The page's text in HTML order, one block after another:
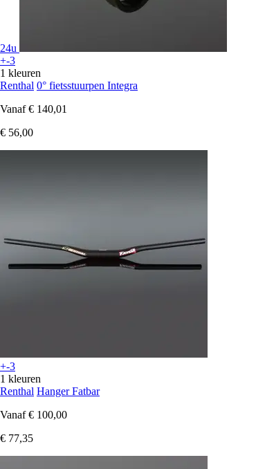
24u
+-3
1 kleuren
Renthal 0° fietsstuurpen Integra
Vanaf € 140,01
€ 56,00
+-3
1 kleuren
Renthal Hanger Fatbar
Vanaf € 100,00
€ 77,35